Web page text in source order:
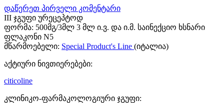
დაწერეთ პირველი კომენტარი
III ჯგუფი ურეცეპტოდ
ფორმა: 500მგ/3მლ 3 მლ ი.ვ. და ი.მ. საინექციო ხსნარი
ფლაკონი N5
მწარმოებელი: Special Product's Line (იტალია)
აქტიური ნივთიერებები:
citicoline
კლინიკო-ფარმაკოლოგიური ჯგუფი: